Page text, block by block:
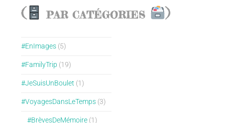
( PAR CATÉGORIES )
#EnImages(5)
#FamilyTrip (19)
#JeSuisUnBoulet (1)
#VoyagesDansLeTemps(3)
#BrèvesDeMémoire(1)